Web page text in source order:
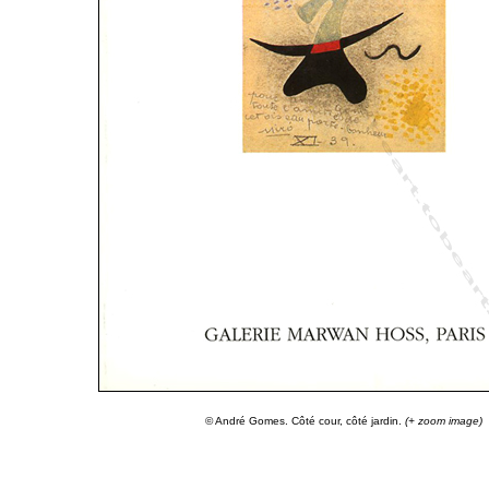
© André Gomes. Côté cour, côté jardin. (+ zoom image)